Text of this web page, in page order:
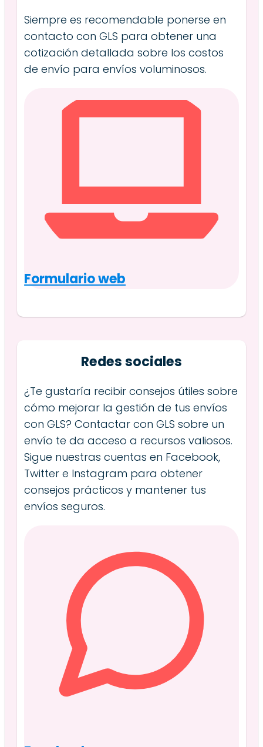
Siempre es recomendable ponerse en
contacto con GLS para obtener una
cotización detallada sobre los costos
de envío para envíos voluminosos.
Formulario web
Redes sociales
¿Te gustaría recibir consejos útiles sobre
cómo mejorar la gestión de tus envíos
con GLS? Contactar con GLS sobre un
envío te da acceso a recursos valiosos.
Sigue nuestras cuentas en Facebook,
Twitter e Instagram para obtener
consejos prácticos y mantener tus
envíos seguros.